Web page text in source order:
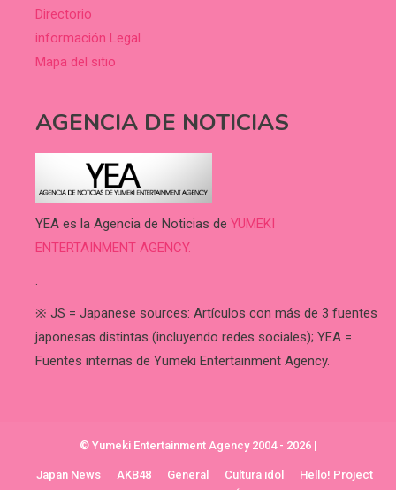
Directorio
información Legal
Mapa del sitio
AGENCIA DE NOTICIAS
YEA es la Agencia de Noticias de YUMEKI
ENTERTAINMENT AGENCY.
.
※ JS = Japanese sources: Artículos con más de 3 fuentes
japonesas distintas (incluyendo redes sociales); YEA =
Fuentes internas de Yumeki Entertainment Agency.
© Yumeki Entertainment Agency 2004 - 2026 |
Japan News AKB48 General Cultura idol
Hello! Project